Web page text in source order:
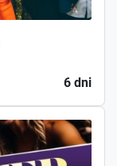
6 dni